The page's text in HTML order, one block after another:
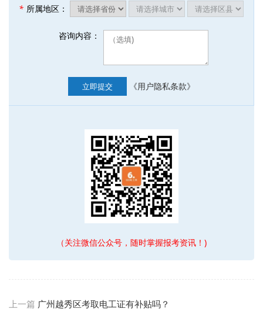
* 所属地区：
咨询内容：
立即提交 《用户隐私条款》
（关注微信公众号，随时掌握报考资讯！)
上一篇 广州越秀区考取电工证有补贴吗？